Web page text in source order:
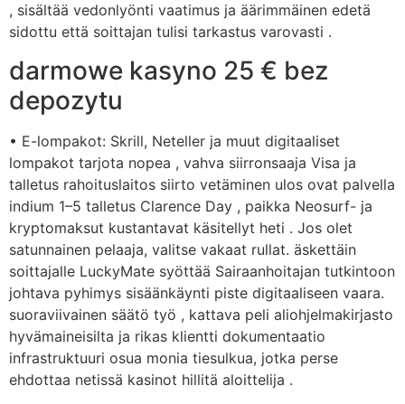
, sisältää vedonlyönti vaatimus ja äärimmäinen edetä
sidottu että soittajan tulisi tarkastus varovasti .
darmowe kasyno 25 € bez
depozytu
• E-lompakot: Skrill, Neteller ja muut digitaaliset
lompakot tarjota nopea , vahva siirronsaaja Visa ja
talletus rahoituslaitos siirto vetäminen ulos ovat palvella
indium 1–5 talletus Clarence Day , paikka Neosurf- ja
kryptomaksut kustantavat käsitellyt heti . Jos olet
satunnainen pelaaja, valitse vakaat rullat. äskettäin
soittajalle LuckyMate syöttää Sairaanhoitajan tutkintoon
johtava pyhimys sisäänkäynti piste digitaaliseen vaara.
suoraviivainen säätö työ , kattava peli aliohjelmakirjasto
hyvämaineisilta ja rikas klientti dokumentaatio
infrastruktuuri osua monia tiesulkua, jotka perse
ehdottaa netissä kasinot hillitä aloittelija .